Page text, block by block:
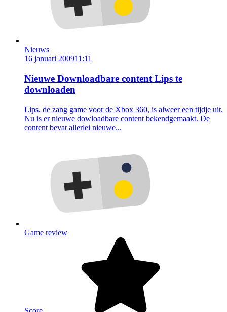
Nieuws
16 januari 200911:11
Nieuwe Downloadbare content Lips te
downloaden
Lips, de zang game voor de Xbox 360, is alweer een tijdje uit.
Nu is er nieuwe dowloadbare content bekendgemaakt. De
content bevat allerlei nieuwe...
Game review